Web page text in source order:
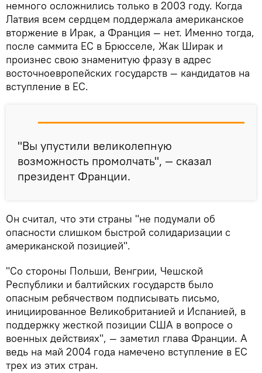
немного осложнились только в 2003 году. Когда
Латвия всем сердцем поддержала американское
вторжение в Ирак, а Франция — нет. Именно тогда,
после саммита ЕС в Брюсселе, Жак Ширак и
произнес свою знаменитую фразу в адрес
восточноевропейских государств — кандидатов на
вступление в ЕС.
"Вы упустили великолепную
возможность промолчать", — сказал
президент Франции.
Он считал, что эти страны "не подумали об
опасности слишком быстрой солидаризации с
американской позицией".
"Со стороны Польши, Венгрии, Чешской
Республики и балтийских государств было
опасным ребячеством подписывать письмо,
инициированное Великобританией и Испанией, в
поддержку жесткой позиции США в вопросе о
военных действиях", — заметил глава Франции. А
ведь на май 2004 года намечено вступление в ЕС
трех из этих стран.